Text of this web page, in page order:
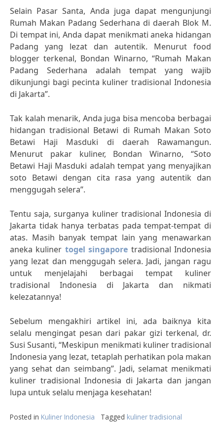
Selain Pasar Santa, Anda juga dapat mengunjungi
Rumah Makan Padang Sederhana di daerah Blok M.
Di tempat ini, Anda dapat menikmati aneka hidangan
Padang yang lezat dan autentik. Menurut food
blogger terkenal, Bondan Winarno, “Rumah Makan
Padang Sederhana adalah tempat yang wajib
dikunjungi bagi pecinta kuliner tradisional Indonesia
di Jakarta”.
Tak kalah menarik, Anda juga bisa mencoba berbagai
hidangan tradisional Betawi di Rumah Makan Soto
Betawi Haji Masduki di daerah Rawamangun.
Menurut pakar kuliner, Bondan Winarno, “Soto
Betawi Haji Masduki adalah tempat yang menyajikan
soto Betawi dengan cita rasa yang autentik dan
menggugah selera”.
Tentu saja, surganya kuliner tradisional Indonesia di
Jakarta tidak hanya terbatas pada tempat-tempat di
atas. Masih banyak tempat lain yang menawarkan
aneka kuliner togel singapore tradisional Indonesia
yang lezat dan menggugah selera. Jadi, jangan ragu
untuk menjelajahi berbagai tempat kuliner
tradisional Indonesia di Jakarta dan nikmati
kelezatannya!
Sebelum mengakhiri artikel ini, ada baiknya kita
selalu mengingat pesan dari pakar gizi terkenal, dr.
Susi Susanti, “Meskipun menikmati kuliner tradisional
Indonesia yang lezat, tetaplah perhatikan pola makan
yang sehat dan seimbang”. Jadi, selamat menikmati
kuliner tradisional Indonesia di Jakarta dan jangan
lupa untuk selalu menjaga kesehatan!
Posted in Kuliner Indonesia Tagged kuliner tradisional